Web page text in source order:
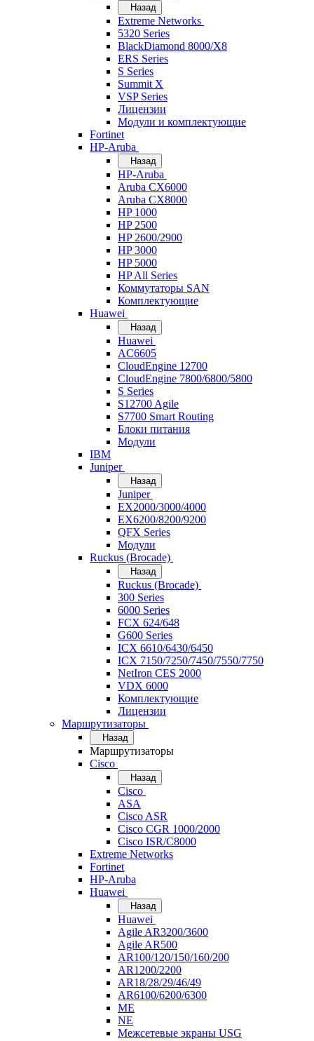
Назад
Extreme Networks
5320 Series
BlackDiamond 8000/X8
ERS Series
S Series
Summit X
VSP Series
Лицензии
Модули и комплектующие
Fortinet
HP-Aruba
Назад
HP-Aruba
Aruba CX6000
Aruba CX8000
HP 1000
HP 2500
HP 2600/2900
HP 3000
HP 5000
HP All Series
Коммутаторы SAN
Комплектующие
Huawei
Назад
Huawei
AC6605
CloudEngine 12700
CloudEngine 7800/6800/5800
S Series
S12700 Agile
S7700 Smart Routing
Блоки питания
Модули
IBM
Juniper
Назад
Juniper
EX2000/3000/4000
EX6200/8200/9200
QFX Series
Модули
Ruckus (Brocade)
Назад
Ruckus (Brocade)
300 Series
6000 Series
FCX 624/648
G600 Series
ICX 6610/6430/6450
ICX 7150/7250/7450/7550/7750
NetIron CES 2000
VDX 6000
Комплектующие
Лицензии
Маршрутизаторы
Назад
Маршрутизаторы
Cisco
Назад
Cisco
ASA
Cisco ASR
Cisco CGR 1000/2000
Cisco ISR/С8000
Extreme Networks
Fortinet
HP-Aruba
Huawei
Назад
Huawei
Agile AR3200/3600
Agile AR500
AR100/120/150/160/200
AR1200/2200
AR18/28/29/46/49
AR6100/6200/6300
ME
NE
Межсетевые экраны USG